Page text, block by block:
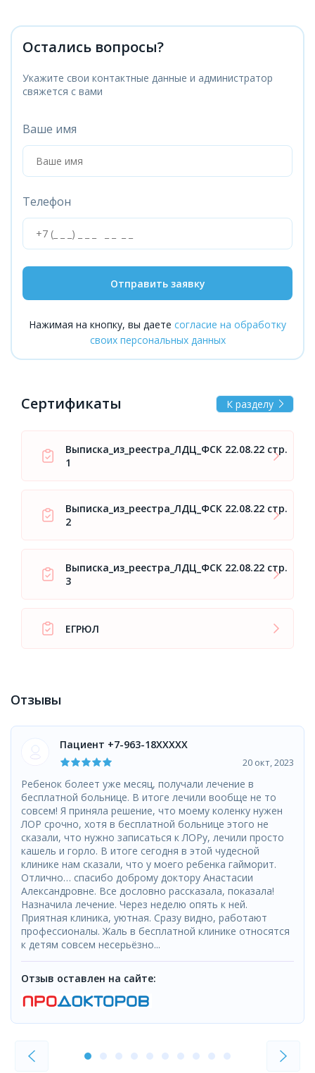
Остались вопросы?
Укажите свои контактные данные и администратор
свяжется с вами
Ваше имя
Телефон
Отправить заявку
Нажимая на кнопку, вы даете согласие на обработку
своих персональных данных
Сертификаты К разделу
Выписка_из_реестра_ЛДЦ_ФСК 22.08.22 стр.
1
Выписка_из_реестра_ЛДЦ_ФСК 22.08.22 стр.
2
Выписка_из_реестра_ЛДЦ_ФСК 22.08.22 стр.
3
ЕГРЮЛ
Отзывы
Пациент +7-963-18XXXXX
20 окт, 2023
Ребенок болеет уже месяц, получали лечение в
бесплатной больнице. В итоге лечили вообще не то
совсем! Я приняла решение, что моему коленку нужен
ЛОР срочно, хотя в бесплатной больнице этого не
сказали, что нужно записаться к ЛОРу, лечили просто
кашель и горло. В итоге сегодня в этой чудесной
клинике нам сказали, что у моего ребенка гайморит.
Отлично… спасибо доброму доктору Анастасии
Александровне. Все дословно рассказала, показала!
Назначила лечение. Через неделю опять к ней.
Приятная клиника, уютная. Сразу видно, работают
профессионалы. Жаль в бесплатной клинике относятся
к детям совсем несерьёзно...
Отзыв оставлен на сайте: